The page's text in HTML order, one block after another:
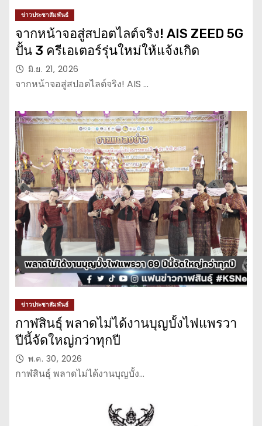
ข่าวประชาสัมพันธ์
จากหน้าจอสู่สปอตไลต์จริง! AIS ZEED 5G
ปั้น 3 ครีเอเตอร์รุ่นใหม่ให้แจ้งเกิด
มิ.ย. 21, 2026
จากหน้าจอสู่สปอตไลต์จริง! AIS …
ข่าวประชาสัมพันธ์
กาฬสินธุ์ พลาดไม่ได้งานบุญบั้งไฟแพรวา
ปีนี้จัดใหญ่กว่าทุกปี
พ.ค. 30, 2026
กาฬสินธุ์ พลาดไม่ได้งานบุญบั้ง…